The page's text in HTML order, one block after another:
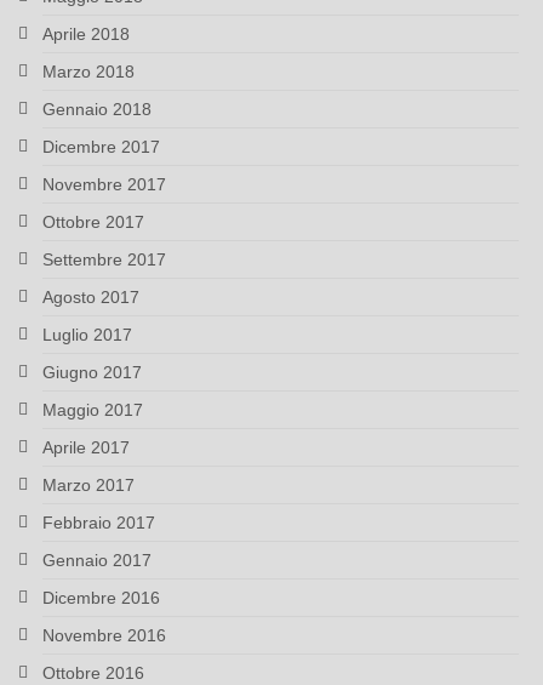
Aprile 2018
Marzo 2018
Gennaio 2018
Dicembre 2017
Novembre 2017
Ottobre 2017
Settembre 2017
Agosto 2017
Luglio 2017
Giugno 2017
Maggio 2017
Aprile 2017
Marzo 2017
Febbraio 2017
Gennaio 2017
Dicembre 2016
Novembre 2016
Ottobre 2016